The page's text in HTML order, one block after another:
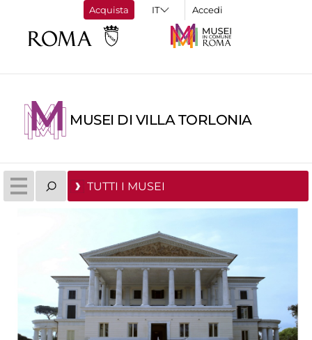
Acquista Accedi
MUSEI DI VILLA TORLONIA
TUTTI I MUSEI